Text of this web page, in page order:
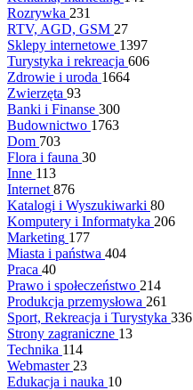
Rozrywka 231
RTV, AGD, GSM 27
Sklepy internetowe 1397
Turystyka i rekreacja 606
Zdrowie i uroda 1664
Zwierzęta 93
Banki i Finanse 300
Budownictwo 1763
Dom 703
Flora i fauna 30
Inne 113
Internet 876
Katalogi i Wyszukiwarki 80
Komputery i Informatyka 206
Marketing 177
Miasta i państwa 404
Praca 40
Prawo i społeczeństwo 214
Produkcja przemysłowa 261
Sport, Rekreacja i Turystyka 336
Strony zagraniczne 13
Technika 114
Webmaster 23
Edukacja i nauka 10